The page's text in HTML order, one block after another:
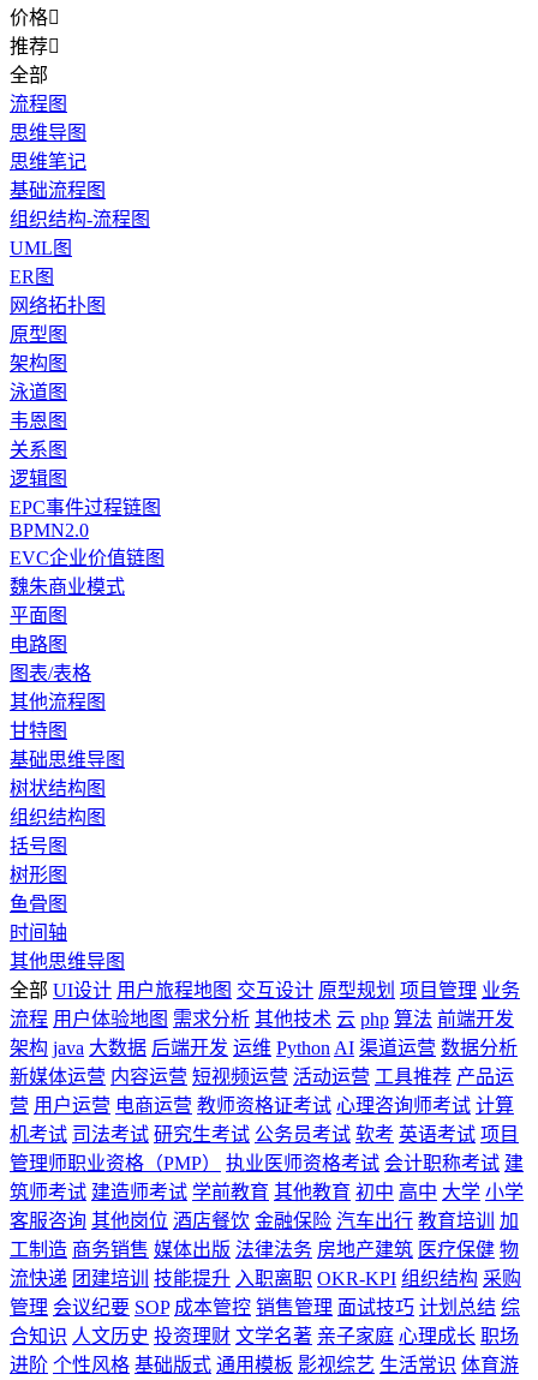
价格
推荐
全部
流程图
思维导图
思维笔记
基础流程图
组织结构-流程图
UML图
ER图
网络拓扑图
原型图
架构图
泳道图
韦恩图
关系图
逻辑图
EPC事件过程链图
BPMN2.0
EVC企业价值链图
魏朱商业模式
平面图
电路图
图表/表格
其他流程图
甘特图
基础思维导图
树状结构图
组织结构图
括号图
树形图
鱼骨图
时间轴
其他思维导图
全部 UI设计 用户旅程地图 交互设计 原型规划 项目管理 业务
流程 用户体验地图 需求分析 其他技术 云 php 算法 前端开发
架构 java 大数据 后端开发 运维 Python AI 渠道运营 数据分析
新媒体运营 内容运营 短视频运营 活动运营 工具推荐 产品运
营 用户运营 电商运营 教师资格证考试 心理咨询师考试 计算
机考试 司法考试 研究生考试 公务员考试 软考 英语考试 项目
管理师职业资格（PMP）
执业医师资格考试 会计职称考试 建
筑师考试 建造师考试 学前教育 其他教育 初中 高中 大学 小学
客服咨询 其他岗位 酒店餐饮 金融保险 汽车出行 教育培训
加
工制造 商务销售 媒体出版 法律法务 房地产建筑 医疗保健 物
流快递 团建培训 技能提升 入职离职 OKR-KPI 组织结构 采购
管理 会议纪要 SOP 成本管控 销售管理 面试技巧 计划总结 综
合知识 人文历史 投资理财 文学名著 亲子家庭 心理成长 职场
进阶 个性风格 基础版式 通用模板 影视综艺 生活常识 体育游